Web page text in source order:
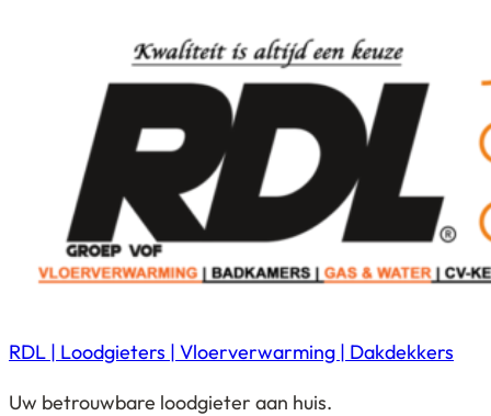
RDL | Loodgieters | Vloerverwarming | Dakdekkers
Uw betrouwbare loodgieter aan huis.